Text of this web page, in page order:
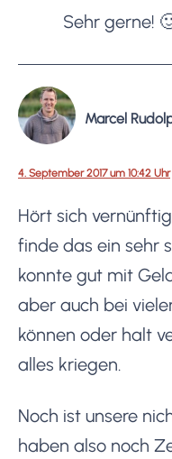
Sehr gerne!
Marcel
4. September 2017 um 10:42 Uhr
Hört sich
finde das ein sehr
konnte gut mit
aber auch bei
können oder halt
alles kriegen.
Noch ist unsere
haben also noch